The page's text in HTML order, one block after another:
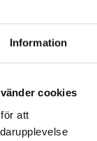
Information
cookies
att